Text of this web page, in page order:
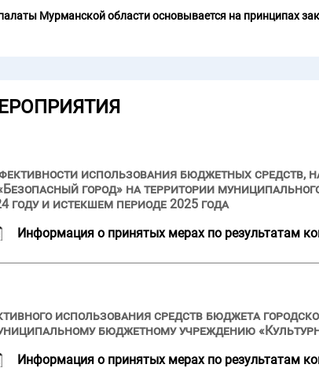
Мурманской области основывается на принципах
использования бюджетных средств,
город» на территории
году и истекшем периоде 2025 года
Информация о принятых мерах по результатам
использования средств бюджета
бюджетному учреждению
Информация о принятых мерах по результатам